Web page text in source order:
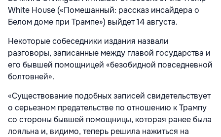
White House («Помешанный: рассказ инсайдера о
Белом доме при Трампе») выйдет 14 августа.
Некоторые собеседники издания назвали
разговоры, записанные между главой государства и
его бывшей помощницей «безобидной повседневной
болтовней».
«Существование подобных записей свидетельствует
о серьезном предательстве по отношению к Трампу
со стороны бывшей помощницы, которая ранее была
лояльна и, видимо, теперь решила нажиться на